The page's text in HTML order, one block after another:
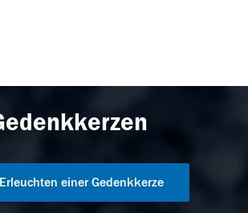
Erleuchten einer Gedenkkerze